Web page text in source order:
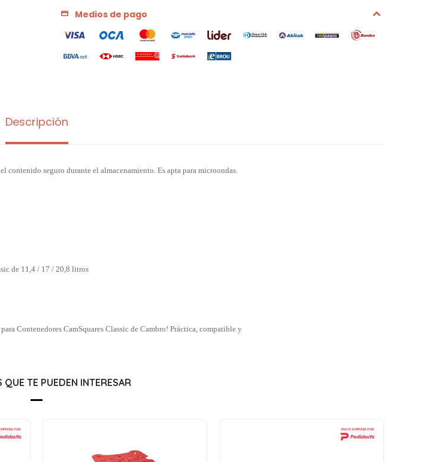
Medios de pago
Descripción
contenido seguro durante el almacenamiento. Es apta para microondas.
de 11,4 / 17 / 20,8 litros
Contenedores CamSquares Classic de Cambro! Práctica, compatible y
TE PUEDEN INTERESAR